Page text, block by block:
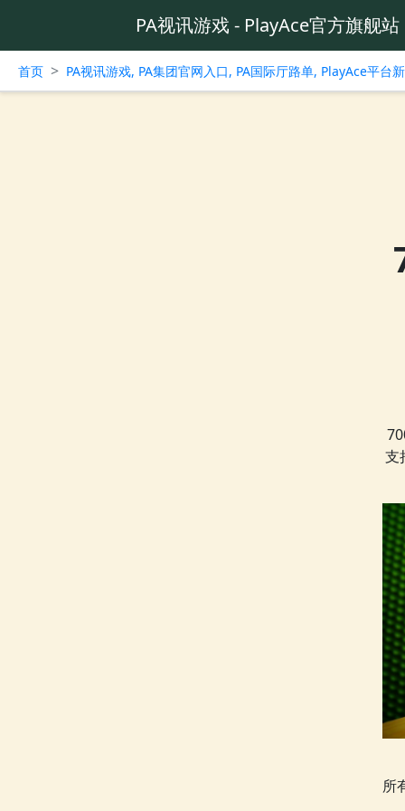
PA视讯游戏 - PlayAce官方旗舰站
首页 > PA视讯游戏, PA集团官网入口, PA国际厅路单, PlayAce平台
支
所